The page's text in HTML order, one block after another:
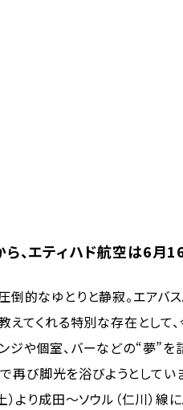
、エティハド航空は6月16
的なゆとりと静寂。エアバ
えてくれる特別な存在として
ジや個室、バーなどの“夢”を
び脚光を浴びようとしてい
より成田〜ソウル（仁川）線